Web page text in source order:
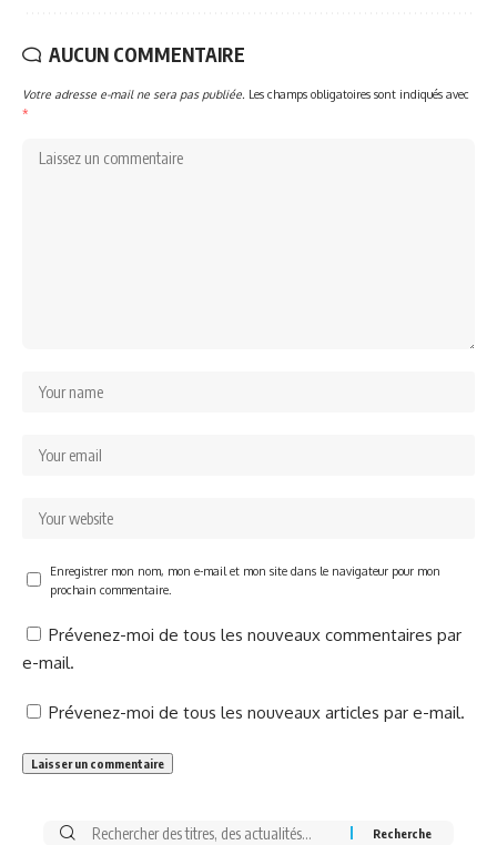
AUCUN COMMENTAIRE
Votre adresse e-mail ne sera pas publiée. Les champs obligatoires sont indiqués avec
*
Enregistrer mon nom, mon e-mail et mon site dans le navigateur pour mon
prochain commentaire.
Prévenez-moi de tous les nouveaux commentaires par
e-mail.
Prévenez-moi de tous les nouveaux articles par e-mail.
Rechercher: